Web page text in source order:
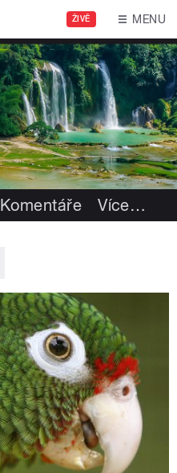
ŽIVĚ MENU
Komentáře Více…